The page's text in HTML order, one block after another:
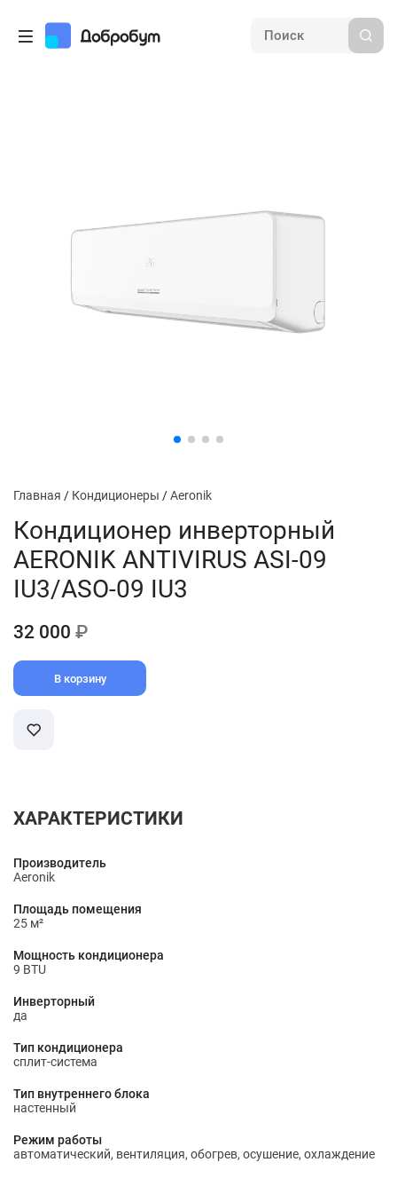
Главная / Кондиционеры /Aeronik
Кондиционер инвертoрный
AERONIK ANTIVIRUS ASI-09
IU3/ASO-09 IU3
32 000 ₽
В корзину
ХАРАКТЕРИСТИКИ
Производитель
Aeronik
Площадь помещения
25 м²
Мощность кондиционера
9 BTU
Инверторный
да
Тип кондиционера
сплит-система
Тип внутреннего блока
настенный
Режим работы
автоматический, вентиляция, обогрев, осушение, охлаждение